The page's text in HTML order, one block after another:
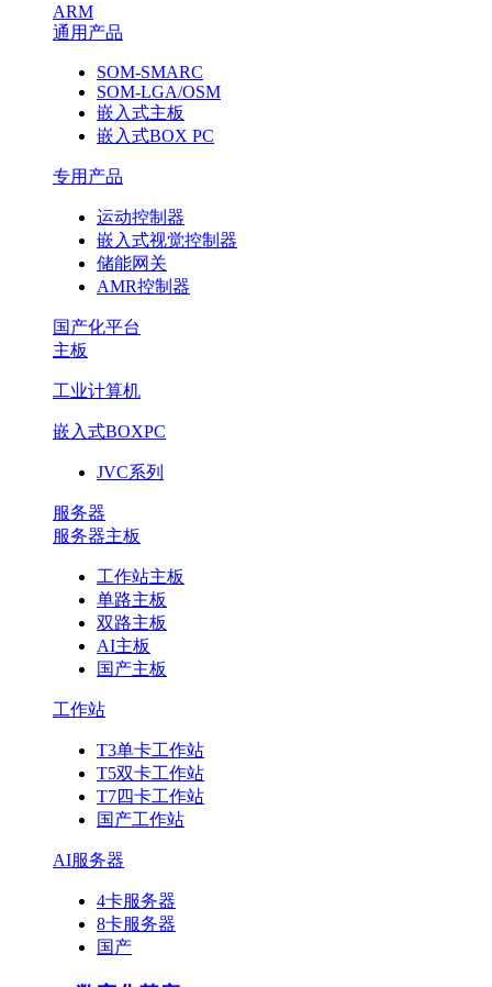
ARM
通用产品
SOM-SMARC
SOM-LGA/OSM
嵌入式主板
嵌入式BOX PC
专用产品
运动控制器
嵌入式视觉控制器
储能网关
AMR控制器
国产化平台
主板
工业计算机
嵌入式BOXPC
JVC系列
服务器
服务器主板
工作站主板
单路主板
双路主板
AI主板
国产主板
工作站
T3单卡工作站
T5双卡工作站
T7四卡工作站
国产工作站
AI服务器
4卡服务器
8卡服务器
国产